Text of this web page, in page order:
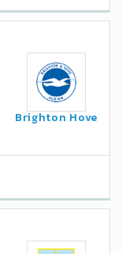
Brighton Hove